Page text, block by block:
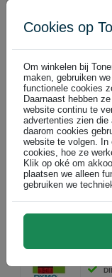
ABC
7
€ 16,99( € 14,04 excl )
DYMO 1978367
ABC
3
€ 11,99( )
Cookies op
Om winkelen bij
maken, gebruiken
functionele cookies
Daarnaast hebben
website continu te
advertenties zien die
daarom cookies
website te volgen. In
cookies, hoe ze
Klik op oké om
plaatsen we alleen
gebruiken we